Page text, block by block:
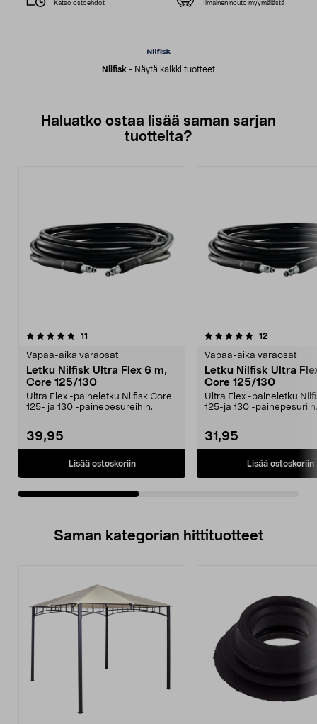
Nilfisk - Näytä kaikki tuotteet
Katso ostoehdot Ilmainen nouto myymälästä
Haluatko ostaa lisää saman sarjan
tuotteita?
11
Vapaa-aika varaosat
Letku Nilfisk Ultra Flex 6 m,
Core 125/130
Ultra Flex -paineletku Nilfisk Core
125- ja 130 -painepesureihin.
39,95
Lisää ostoskoriin
5.0viidestä
12
Vapaa-aika varaosat
Letku Nilfisk Ultra
Core 125/130
Ultra Flex -paineletku
125-ja 130 -painepesuriin.
31,95
Lisää ostoskoriin
4.5viidestä
Saman kategorian hittituotteet